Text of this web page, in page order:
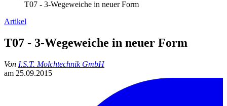
T07 - 3-Wegeweiche in neuer Form
Artikel
T07 - 3-Wegeweiche in neuer Form
Von I.S.T. Molchtechnik GmbH
am 25.09.2015